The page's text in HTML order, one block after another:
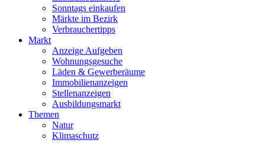
Sonntags einkaufen
Märkte im Bezirk
Verbrauchertipps
Markt
Anzeige Aufgeben
Wohnungsgesuche
Läden & Gewerberäume
Immobilienanzeigen
Stellenanzeigen
Ausbildungsmarkt
Themen
Natur
Klimaschutz